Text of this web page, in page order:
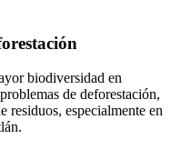
biodiversidad en
de deforestación,
residuos, especialmente en